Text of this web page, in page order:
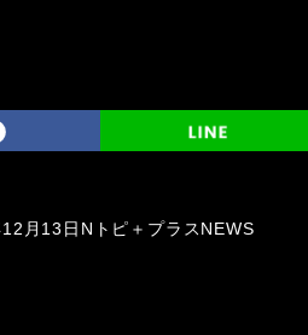
月13日Nトピ＋プラスNEWS